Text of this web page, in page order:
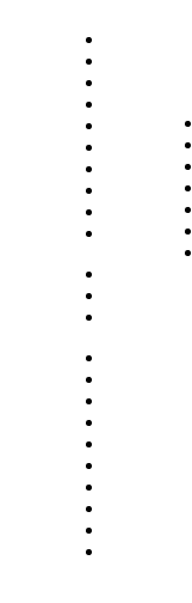
Arte y vino
Sudamerica